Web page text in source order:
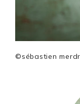
©sébastien